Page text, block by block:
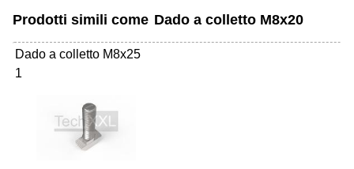
Prodotti simili come Dado a colletto M8x20
Dado a colletto M8x25
1